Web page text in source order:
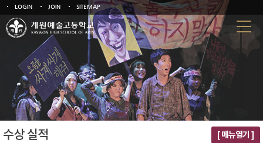
LOGIN JOIN SITEMAP
수상 실적 [ 메뉴열기 ]